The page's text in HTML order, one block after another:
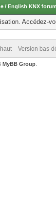
/ English KNX forum
Accédez-
Version bas-
MyBB Group